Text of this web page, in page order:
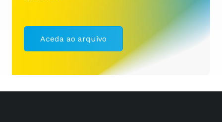
Aceda ao arquivo